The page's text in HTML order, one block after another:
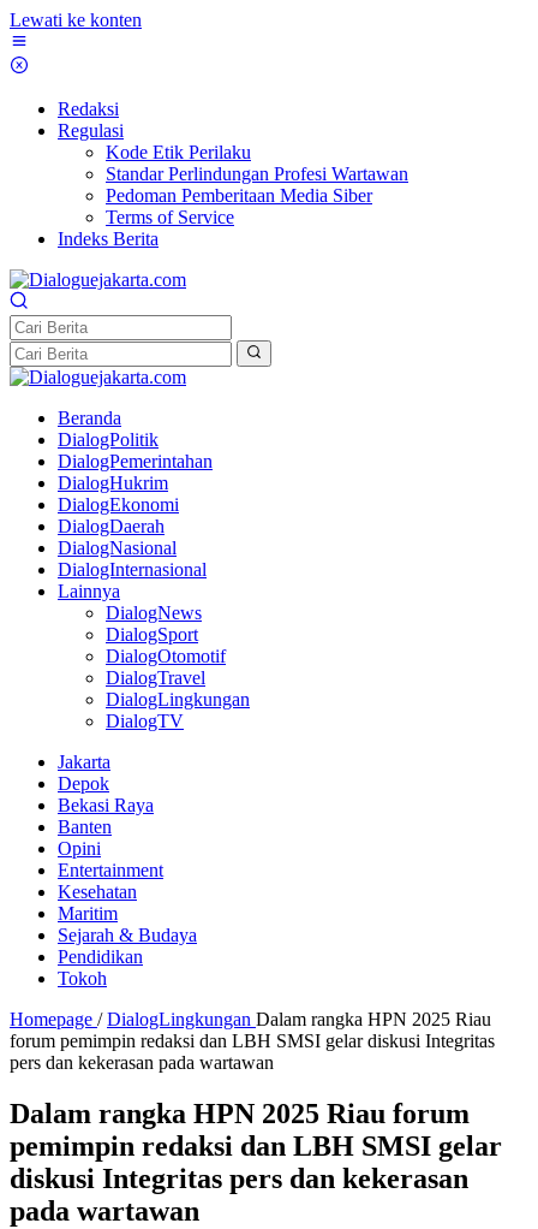
Lewati ke konten
Redaksi
Regulasi
Kode Etik Perilaku
Standar Perlindungan Profesi Wartawan
Pedoman Pemberitaan Media Siber
Terms of Service
Indeks Berita
Beranda
DialogPolitik
DialogPemerintahan
DialogHukrim
DialogEkonomi
DialogDaerah
DialogNasional
DialogInternasional
Lainnya
DialogNews
DialogSport
DialogOtomotif
DialogTravel
DialogLingkungan
DialogTV
Jakarta
Depok
Bekasi Raya
Banten
Opini
Entertainment
Kesehatan
Maritim
Sejarah & Budaya
Pendidikan
Tokoh
Homepage / DialogLingkungan Dalam rangka HPN 2025 Riau
forum pemimpin redaksi dan LBH SMSI gelar diskusi Integritas
pers dan kekerasan pada wartawan
Dalam rangka HPN 2025 Riau forum
pemimpin redaksi dan LBH SMSI gelar
diskusi Integritas pers dan kekerasan
pada wartawan